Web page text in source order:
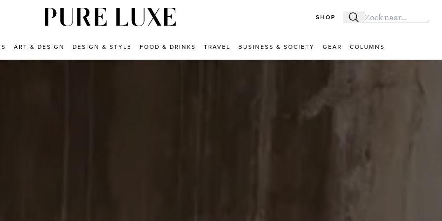
SHOP Zoeken
Zoek naar:
ART & DESIGN DESIGN & STYLE FOOD & DRINKS TRAVEL BUSINESS & SOCIETY GEAR COLUMNS